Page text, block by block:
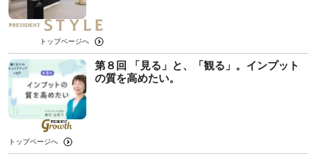
トップページへ
第８回 「見る」と、「観る」。インプット
の質を高めたい。
トップページへ